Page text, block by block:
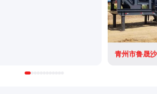
青州市鲁晟